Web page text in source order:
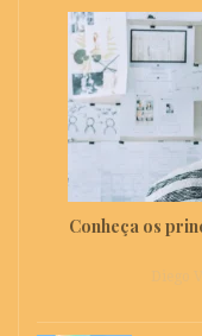
Conheça os